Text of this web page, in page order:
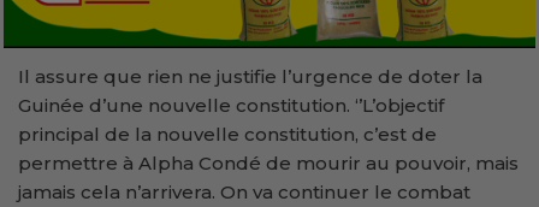
Il assure que rien ne justifie l’urgence de doter la
Guinée d’une nouvelle constitution. ‘’L’objectif
principal de la nouvelle constitution, c’est de
permettre à Alpha Condé de mourir au pouvoir, mais
jamais cela n’arrivera. On va continuer le combat